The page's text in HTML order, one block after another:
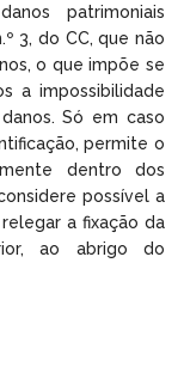
patrimoniais
3, do CC, que não
o que impõe se
a impossibilidade
Só em caso
permite o
dentro dos
possível a
a fixação da
ao abrigo do